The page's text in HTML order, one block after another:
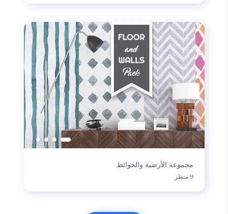
مجموعة الأرضية والحوائط
9 منظر